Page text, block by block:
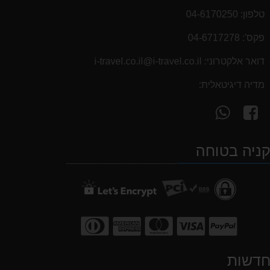
טלפון: 04-6170250
פקס': 04-6717278
דואר אלקטרוני: i-travel.co.il@i-travel.co.il
מדיה דיגיטאלית:
עקוב
אחרינו
facebook
WhatsAppקניה בטוחה
חדשות